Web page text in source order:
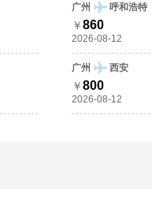
广州 呼和浩特
￥860
2026-08-12
广州 西安
￥800
2026-08-12